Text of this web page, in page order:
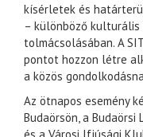
kísérletek és
– különböző
tolmácsolásában. A
pontot hozzon létre
a közös
Az ötnapos esemény
Budaörsön, a
és a Városi Ifjúsági